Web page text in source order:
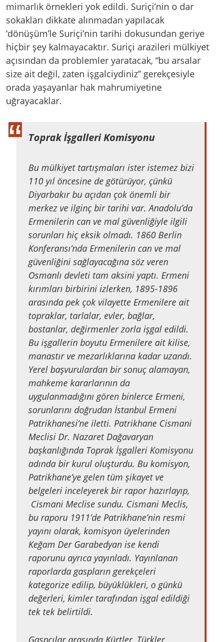
mimarlık örnekleri yok edildi. Suriçi’nin o dar
sokakları dikkate alınmadan yapılacak
‘dönüşüm’le Suriçi’nin tarihi dokusundan geriye
hiçbir şey kalmayacaktır. Suriçi arazileri mülkiyet
açısından da problemler yaratacak, “bu arsalar
size ait değil, zaten işgalciydiniz” gerekçesiyle
orada yaşayanlar hak mahrumiyetine
uğrayacaklar.
Toprak İşgalleri Komisyonu
Bu mülkiyet tartışmaları ister istemez bizi
110 yıl öncesine de götürüyor, çünkü
Diyarbakır bu açıdan çok önemli bir
merkez ve ilginç bir tarihi var. Anadolu’da
Ermenilerin can ve mal güvenliğiyle ilgili
sorunları hiç eksik olmadı. 1860 Berlin
Konferansı’nda Ermenilerin can ve mal
güvenliğini sağlayacağına söz veren
Osmanlı devleti tam aksini yaptı. Ermeni
kırımları birbirini izlerken, 1895-1896
arasında pek çok vilayette Ermenilere ait
topraklar, tarlalar, evler, bağlar,
bostanlar, değirmenler zorla işgal edildi.
Bu işgallerin boyutu Ermenilere ait kilise,
manastır ve mezarlıklarına kadar uzandı.
Yerel başvurulardan bir sonuç alamayan,
mahkeme kararlarının da
uygulanmadığını gören binlerce Ermeni,
sorunlarını doğrudan İstanbul Ermeni
Patrikhanesi’ne iletti. Patrikhane Cismani
Meclisi Dr. Nazaret Dağavaryan
başkanlığında Toprak İşgalleri Komisyonu
adında bir kurul oluşturdu. Bu komisyon,
Patrikhane’ye gelen tüm şikayet ve
belgeleri inceleyerek bir rapor hazırlayıp,
Cismani Meclise sundu. Cismani Meclis,
bu raporu 1911’de Patrikhane’nin resmi
yayını olarak, komisyon üyelerinden
Keğam Der Garabedyan ise kendi
raporunu ayrıca yayınladı. Yayınlanan
raporlarda gaspların gerekçeleri
kategorize edilip, büyüklükleri, o günkü
değerleri, kimler tarafından işgal edildiği
tek tek belirtildi.
Gaspçılar arasında Kürtler, Türkler,